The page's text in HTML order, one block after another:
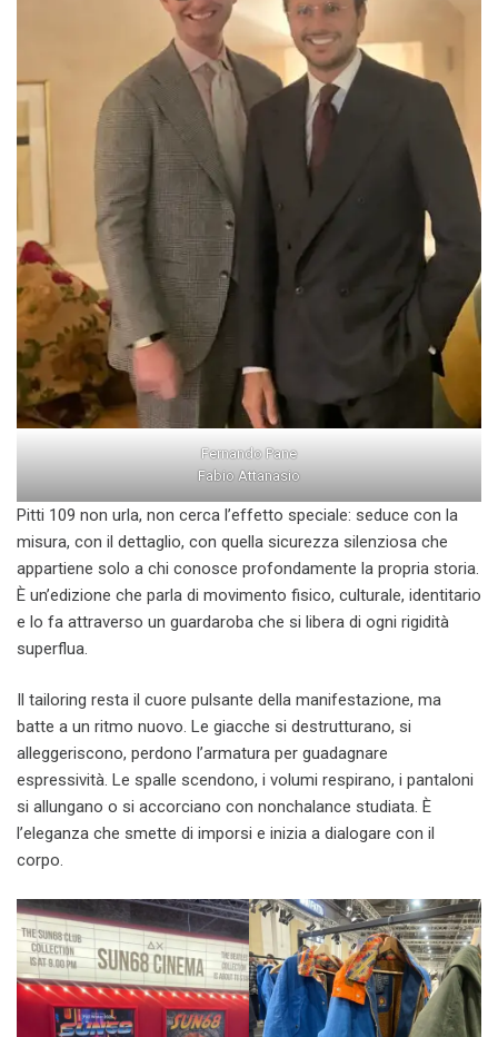
Fernando Pane
Fabio Attanasio
Pitti 109 non urla, non cerca l’effetto speciale: seduce con la
misura, con il dettaglio, con quella sicurezza silenziosa che
appartiene solo a chi conosce profondamente la propria storia.
È un’edizione che parla di movimento fisico, culturale, identitario
e lo fa attraverso un guardaroba che si libera di ogni rigidità
superflua.
Il tailoring resta il cuore pulsante della manifestazione, ma
batte a un ritmo nuovo. Le giacche si destrutturano, si
alleggeriscono, perdono l’armatura per guadagnare
espressività. Le spalle scendono, i volumi respirano, i pantaloni
si allungano o si accorciano con nonchalance studiata. È
l’eleganza che smette di imporsi e inizia a dialogare con il
corpo.